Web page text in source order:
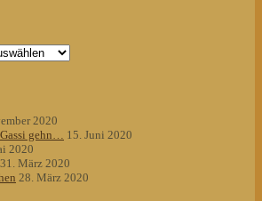
2020
gehn… 15. Juni 2020
2020
31. März 2020
28. März 2020